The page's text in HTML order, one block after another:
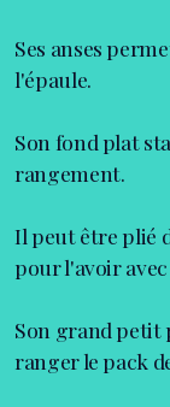
Ses anses
l'épaule.
Son fond plat
rangement.
Il peut être plié
pour l'avoir
Son grand petit
ranger le pack